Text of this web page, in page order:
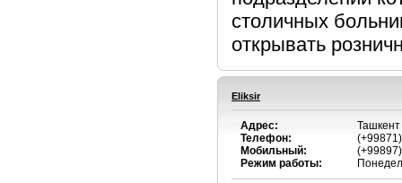
столичных
открывать
Eliksir
Адрес:
Телефон:
Мобильный:
Режим работы:
Ташкент